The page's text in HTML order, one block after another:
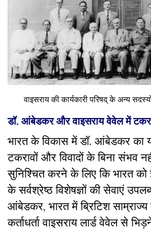
वाइसराय की कार्यकारी परिषद् के अन्य
डॉ. आंबेडकर और वाइसराय वेवेल में
भारत के विकास में डॉ. आंबेडकर का
टकरावों और विवादों के बिना संभव
सुनिश्चित करने के लिए कि भारत को
के सर्वश्रेष्ठ विशेषज्ञों की सेवाएं
आंबेडकर, भारत में ब्रिटिश साम्राज्य
कर्ताधर्ता वाइसराय लार्ड वेवेल से